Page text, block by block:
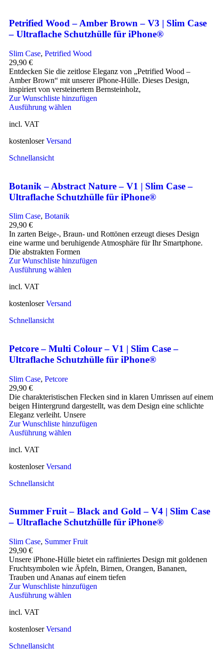
Petrified Wood – Amber Brown – V3 | Slim Case
– Ultraflache Schutzhülle für iPhone®
Slim Case, Petrified Wood
29,90 €
Entdecken Sie die zeitlose Eleganz von „Petrified Wood –
Amber Brown“ mit unserer iPhone-Hülle. Dieses Design,
inspiriert von versteinertem Bernsteinholz,
Zur Wunschliste hinzufügen
Ausführung wählen
incl. VAT
kostenloserVersand
Schnellansicht
Botanik – Abstract Nature – V1 | Slim Case –
Ultraflache Schutzhülle für iPhone®
Slim Case, Botanik
29,90 €
In zarten Beige-, Braun- und Rottönen erzeugt dieses Design
eine warme und beruhigende Atmosphäre für Ihr Smartphone.
Die abstrakten Formen
Zur Wunschliste hinzufügen
Ausführung wählen
incl. VAT
kostenloserVersand
Schnellansicht
Petcore – Multi Colour – V1 | Slim Case –
Ultraflache Schutzhülle für iPhone®
Slim Case, Petcore
29,90 €
Die charakteristischen Flecken sind in klaren Umrissen auf einem
beigen Hintergrund dargestellt, was dem Design eine schlichte
Eleganz verleiht. Unsere
Zur Wunschliste hinzufügen
Ausführung wählen
incl. VAT
kostenloserVersand
Schnellansicht
Summer Fruit – Black and Gold – V4 | Slim Case
– Ultraflache Schutzhülle für iPhone®
Slim Case, Summer Fruit
29,90 €
Unsere iPhone-Hülle bietet ein raffiniertes Design mit goldenen
Fruchtsymbolen wie Äpfeln, Birnen, Orangen, Bananen,
Trauben und Ananas auf einem tiefen
Zur Wunschliste hinzufügen
Ausführung wählen
incl. VAT
kostenloserVersand
Schnellansicht